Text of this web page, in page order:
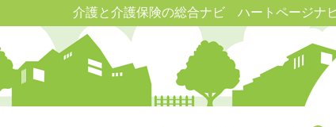
介護と介護保険の総合ナビ ハートページナ